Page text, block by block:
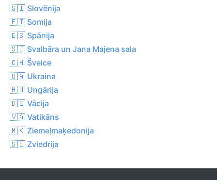
🇸🇮 Slovēnija
🇫🇮 Somija
🇪🇸 Spānija
🇸🇯 Svalbāra un Jana Majena sala
🇨🇭 Šveice
🇺🇦 Ukraina
🇭🇺 Ungārija
🇩🇪 Vācija
🇻🇦 Vatikāns
🇲🇰 Ziemeļmaķedonija
🇸🇪 Zviedrija